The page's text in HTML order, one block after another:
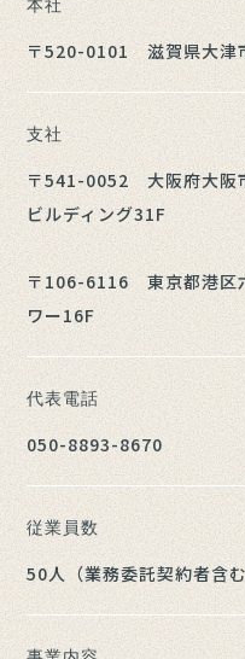
本社
〒520-0101 滋賀県大津
支社
〒541-0052 大阪府大阪
ビルディング31F
〒106-6116 東京都港区
ワー16F
代表電話
050-8893-8670
従業員数
50人（業務委託契約者含